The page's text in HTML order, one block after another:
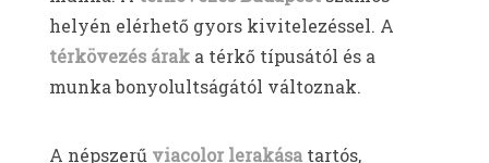
helyén elérhető gyors kivitelezéssel. A
térkövezés árak a térkő típusától és a
munka bonyolultságától változnak.
A népszerű viacolor lerakása tartós,